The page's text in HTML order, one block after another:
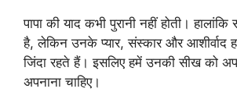
पापा की याद कभी पुरानी नहीं होती।
है, लेकिन उनके प्यार, संस्कार और आशीर्वाद
जिंदा रहते हैं। इसलिए हमें उनकी सीख को
अपनाना चाहिए।